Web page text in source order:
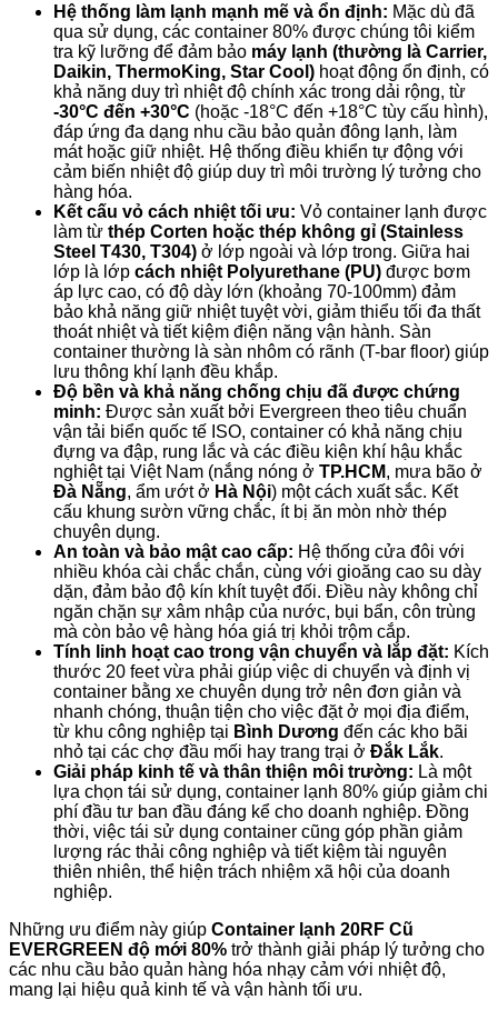
Hệ thống làm lạnh mạnh mẽ và ổn định: Mặc dù đã
qua sử dụng, các container 80% được chúng tôi kiểm
tra kỹ lưỡng để đảm bảo máy lạnh (thường là Carrier,
Daikin, ThermoKing, Star Cool) hoạt động ổn định, có
khả năng duy trì nhiệt độ chính xác trong dải rộng, từ
-30°C đến +30°C (hoặc -18°C đến +18°C tùy cấu hình),
đáp ứng đa dạng nhu cầu bảo quản đông lạnh, làm
mát hoặc giữ nhiệt. Hệ thống điều khiển tự động với
cảm biến nhiệt độ giúp duy trì môi trường lý tưởng cho
hàng hóa.
Kết cấu vỏ cách nhiệt tối ưu: Vỏ container lạnh được
làm từ thép Corten hoặc thép không gỉ (Stainless
Steel T430, T304) ở lớp ngoài và lớp trong. Giữa hai
lớp là lớp cách nhiệt Polyurethane (PU) được bơm
áp lực cao, có độ dày lớn (khoảng 70-100mm) đảm
bảo khả năng giữ nhiệt tuyệt vời, giảm thiểu tối đa thất
thoát nhiệt và tiết kiệm điện năng vận hành. Sàn
container thường là sàn nhôm có rãnh (T-bar floor) giúp
lưu thông khí lạnh đều khắp.
Độ bền và khả năng chống chịu đã được chứng
minh: Được sản xuất bởi Evergreen theo tiêu chuẩn
vận tải biển quốc tế ISO, container có khả năng chịu
đựng va đập, rung lắc và các điều kiện khí hậu khắc
nghiệt tại Việt Nam (nắng nóng ở TP.HCM, mưa bão ở
Đà Nẵng, ẩm ướt ở Hà Nội) một cách xuất sắc. Kết
cấu khung sườn vững chắc, ít bị ăn mòn nhờ thép
chuyên dụng.
An toàn và bảo mật cao cấp: Hệ thống cửa đôi với
nhiều khóa cài chắc chắn, cùng với gioăng cao su dày
dặn, đảm bảo độ kín khít tuyệt đối. Điều này không chỉ
ngăn chặn sự xâm nhập của nước, bụi bẩn, côn trùng
mà còn bảo vệ hàng hóa giá trị khỏi trộm cắp.
Tính linh hoạt cao trong vận chuyển và lắp đặt: Kích
thước 20 feet vừa phải giúp việc di chuyển và định vị
container bằng xe chuyên dụng trở nên đơn giản và
nhanh chóng, thuận tiện cho việc đặt ở mọi địa điểm,
từ khu công nghiệp tại Bình Dương đến các kho bãi
nhỏ tại các chợ đầu mối hay trang trại ở Đắk Lắk.
Giải pháp kinh tế và thân thiện môi trường: Là một
lựa chọn tái sử dụng, container lạnh 80% giúp giảm chi
phí đầu tư ban đầu đáng kể cho doanh nghiệp. Đồng
thời, việc tái sử dụng container cũng góp phần giảm
lượng rác thải công nghiệp và tiết kiệm tài nguyên
thiên nhiên, thể hiện trách nhiệm xã hội của doanh
nghiệp.
Những ưu điểm này giúp Container lạnh 20RF Cũ
EVERGREEN độ mới 80% trở thành giải pháp lý tưởng cho
các nhu cầu bảo quản hàng hóa nhạy cảm với nhiệt độ,
mang lại hiệu quả kinh tế và vận hành tối ưu.